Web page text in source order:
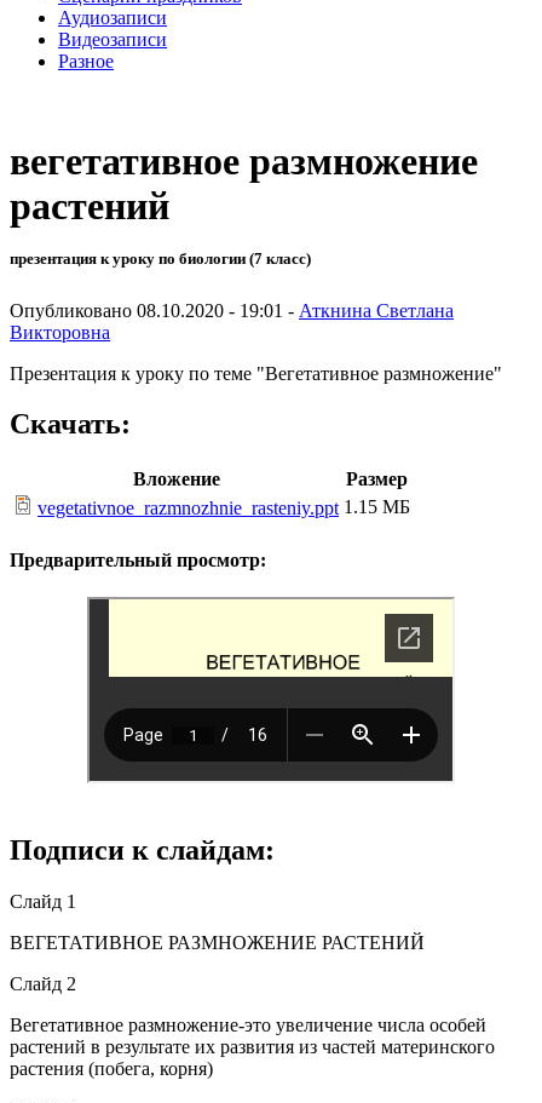
Аудиозаписи
Видеозаписи
Разное
вегетативное размножение
растений
презентация к уроку по биологии (7 класс)
Опубликовано 08.10.2020 - 19:01 - Аткнина Светлана
Викторовна
Презентация к уроку по теме "Вегетативное размножение"
Скачать:
Вложение
Размер
vegetativnoe_razmnozhnie_rasteniy.ppt 1.15 МБ
Предварительный просмотр:
Подписи к слайдам:
Слайд 1
ВЕГЕТАТИВНОЕ РАЗМНОЖЕНИЕ РАСТЕНИЙ
Слайд 2
Вегетативное размножение-это увеличение числа особей
растений в результате их развития из частей материнского
растения (побега, корня)